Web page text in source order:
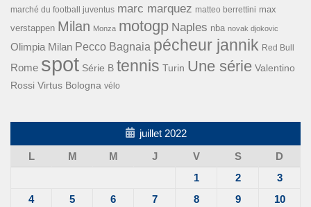
marché du football juventus marc marquez matteo berrettini max
verstappen Milan Monza motogp Naples nba novak djokovic
Olimpia Milan Pecco Bagnaia pécheur jannik Red Bull
Rome spot Série B tennis Turin Une série Valentino
Rossi Virtus Bologna vélo
juillet 2022
L
M M J V S
D
1
2
3
4
5 6 7 8 9 10